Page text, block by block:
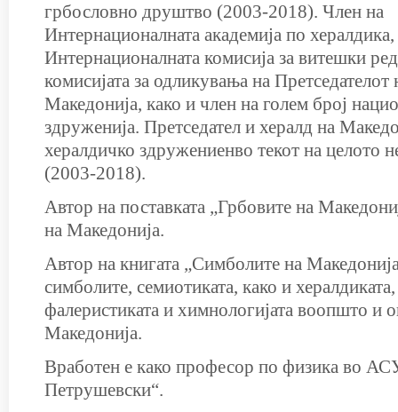
грбословно друштво (2003-2018). Член на
Интернационалната академија по
Интернационалната комисија за витешки
комисијата за одликувања на Претседателот
Македонија, како и член на голем број
здруженија. Претседател и хералд на
хералдичко здружениенво текот на целото
(2003-2018).
Автор на поставката „Грбовите на
на Македонија.
Автор на книгата „Симболите на
симболите, семиотиката, како и хералдиката,
фалеристиката и химнологијата воопшто и
Македонија.
Вработен е како професор по физика во
Петрушевски“.